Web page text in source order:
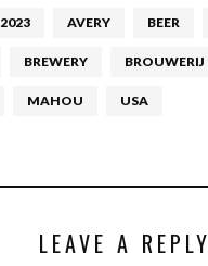
2023 AVERY BEER
BREWERY BROUWERIJ
MAHOU USA
LEAVE A REPLY